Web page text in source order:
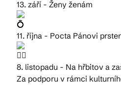
13. září - Ženy ženám
11. října - Pocta Pánovi
8. listopadu - Na hřbitov a
Za podporu v rámci